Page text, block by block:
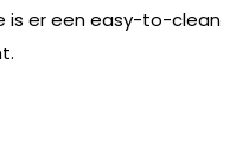
is er een easy-to-clean